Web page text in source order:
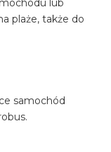
lub
plaże, także do
samochód